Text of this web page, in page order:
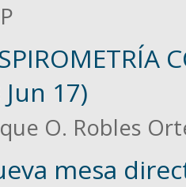
17)
O. Robles
mesa